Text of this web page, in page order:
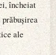
încheiat
prăbușirea
ale